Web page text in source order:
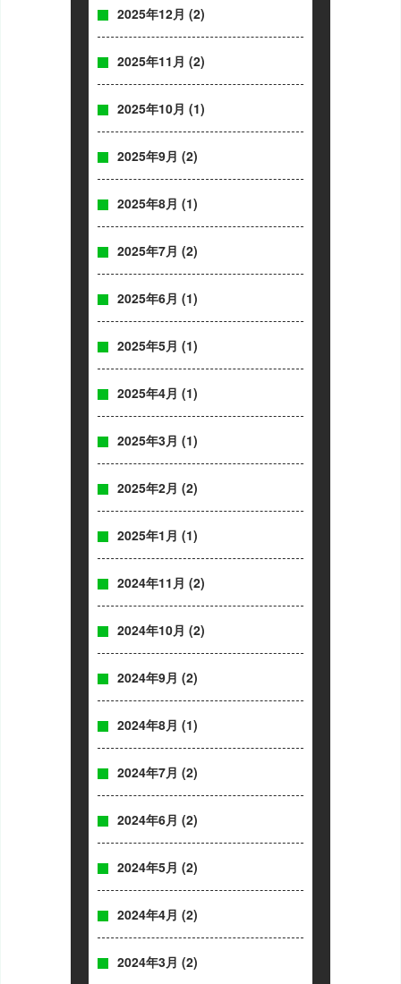
2025年12月 (2)
2025年11月 (2)
2025年10月 (1)
2025年9月 (2)
2025年8月 (1)
2025年7月 (2)
2025年6月 (1)
2025年5月 (1)
2025年4月 (1)
2025年3月 (1)
2025年2月 (2)
2025年1月 (1)
2024年11月 (2)
2024年10月 (2)
2024年9月 (2)
2024年8月 (1)
2024年7月 (2)
2024年6月 (2)
2024年5月 (2)
2024年4月 (2)
2024年3月 (2)